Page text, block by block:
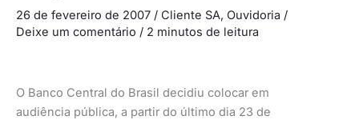
26 de fevereiro de 2007 / Cliente SA, Ouvidoria /
Deixe um comentário / 2 minutos de leitura
O Banco Central do Brasil decidiu colocar em
audiência pública, a partir do último dia 23 de